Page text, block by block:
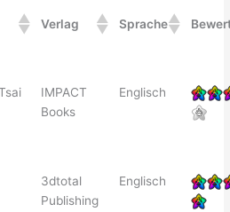
Verlag Sprache
IMPACT
Books
Englisch
3dtotal
Publishing
Englisch